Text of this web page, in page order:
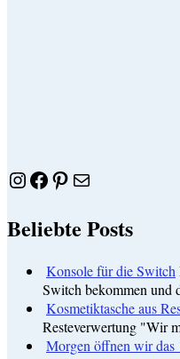
Instagram
Facebook
Pinterest
E-Mail
Beliebte Posts
Konsole für die Switch
Switch bekommen und
Kosmetiktasche aus
Resteverwertung "Wir
Morgen öffnen wir das